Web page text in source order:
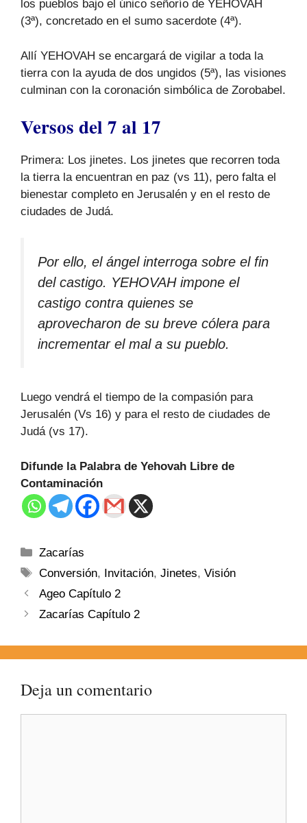
los pueblos bajo el único señorío de YEHOVAH
(3ª), concretado en el sumo sacerdote (4ª).
Allí YEHOVAH se encargará de vigilar a toda la
tierra con la ayuda de dos ungidos (5ª), las visiones
culminan con la coronación simbólica de Zorobabel.
Versos del 7 al 17
Primera: Los jinetes. Los jinetes que recorren toda
la tierra la encuentran en paz (vs 11), pero falta el
bienestar completo en Jerusalén y en el resto de
ciudades de Judá.
Por ello, el ángel interroga sobre el fin
del castigo. YEHOVAH impone el
castigo contra quienes se
aprovecharon de su breve cólera para
incrementar el mal a su pueblo.
Luego vendrá el tiempo de la compasión para
Jerusalén (Vs 16) y para el resto de ciudades de
Judá (vs 17).
Difunde la Palabra de Yehovah Libre de
Contaminación
Zacarías
Conversión, Invitación,Jinetes,Visión
Ageo Capítulo 2
Zacarías Capítulo 2
Deja un comentario